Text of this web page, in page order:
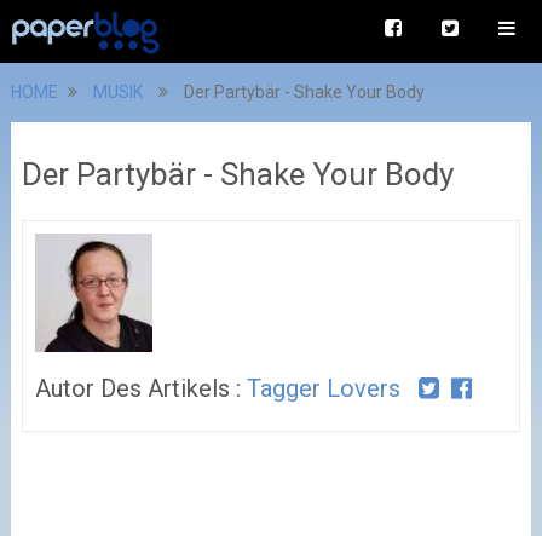
HOME MUSIK Der Partybär - Shake Your Body
Der Partybär - Shake Your Body
Autor Des Artikels : Tagger Lovers